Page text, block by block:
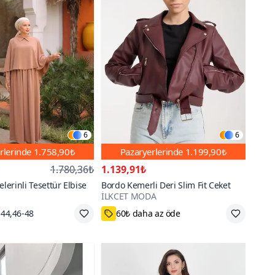
6
1.758,90₺
1.780,36₺
Tesettür Elbise
6
Pazaryerlerinde 1.199,90₺
1.139,91₺
Bordo Kemerli Deri Slim Fit Ceket
İLKCET MODA
M,L